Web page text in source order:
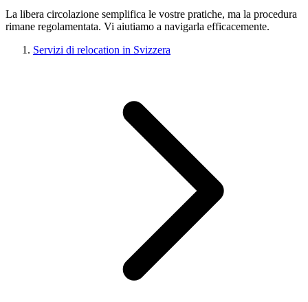
La libera circolazione semplifica le vostre pratiche, ma la procedura
rimane regolamentata. Vi aiutiamo a navigarla efficacemente.
Servizi di relocation in Svizzera